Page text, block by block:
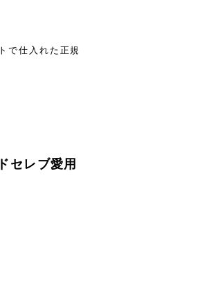
で仕入れた正規
セレブ愛用